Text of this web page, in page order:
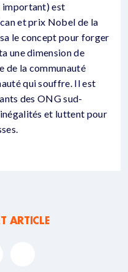
important) est
et prix Nobel de la
le concept pour forger
une dimension de
de la communauté
qui souffre. Il est
des ONG sud-
et luttent pour
ARTICLE